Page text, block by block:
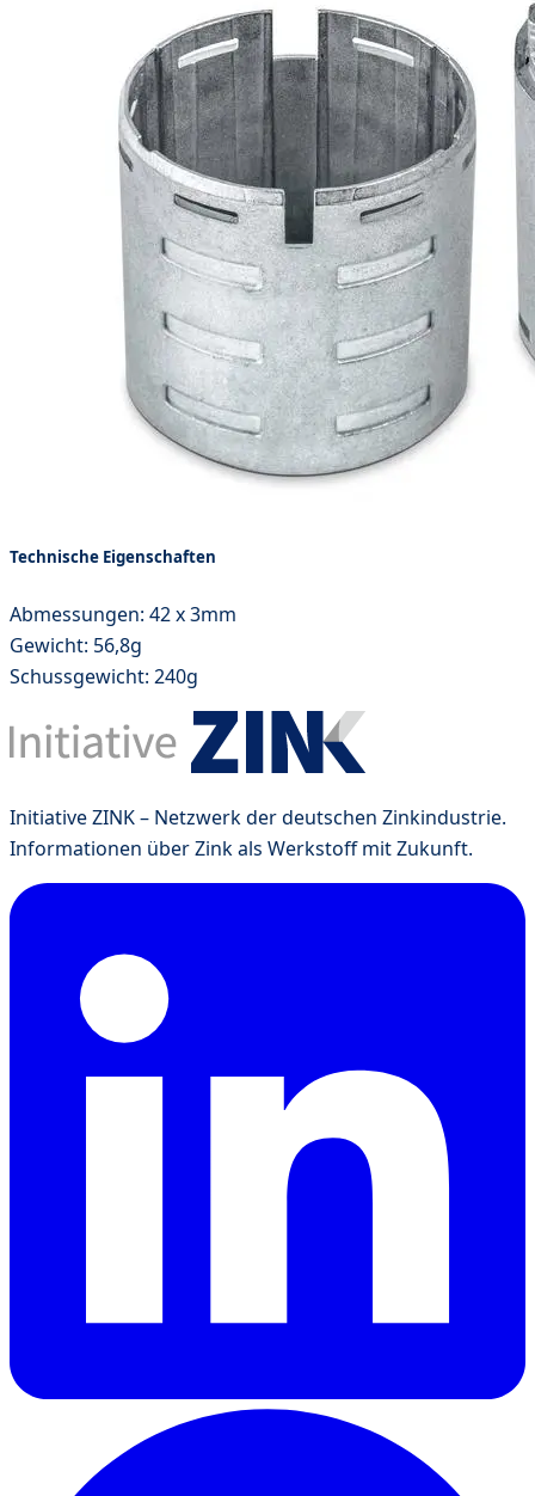
Technische Eigenschaften
Abmessungen: 42 x 3mm
Gewicht: 56,8g
Schussgewicht: 240g
Initiative ZINK – Netzwerk der deutschen Zinkindustrie.
Informationen über Zink als Werkstoff mit Zukunft.